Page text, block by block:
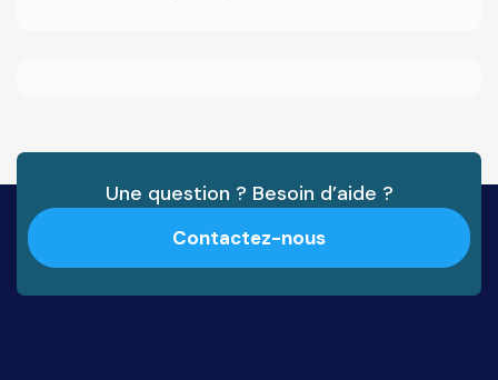
Une question ? Besoin d’aide ?
Contactez-nous